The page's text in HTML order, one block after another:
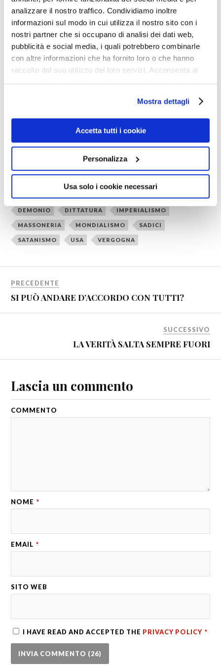
analizzare il nostro traffico. Condividiamo inoltre
informazioni sul modo in cui utilizza il nostro sito con i
nostri partner che si occupano di analisi dei dati web,
pubblicità e social media, i quali potrebbero combinarle
con altre informazioni che ha fornito loro o che hanno
raccolto dal suo utilizzo dei loro servizi. Acconsenta ai
nostri cookie se continua ad utilizzare il nostro sito web.
Mostra dettagli
Accetta tutti i cookie
Personalizza
Usa solo i cookie necessari
impadroniremo delle loro terre, risorse e ricchezze per
esercitare controllo su di essi. Li inganneremo perché
accettino leggi che li deruberanno di quel poco di libertà
che hanno. Organizzeremo un sistema monetario che li
imprigionerà per sempre, mantenendo loro e i loro figli
in debito.
Shares
DEMONIO DITTATURA IMPERIALISMO
MASSONERIA MONDIALISMO SADICI
SATANISMO USA VERGOGNA
PRECEDENTE
SI PUÒ ANDARE D’ACCORDO CON TUTTI?
SUCCESSIVO
LA VERITÀ SALTA SEMPRE FUORI
Lascia un commento
COMMENTO
NOME *
EMAIL *
SITO WEB
I HAVE READ AND ACCEPTED THE PRIVACY POLICY *